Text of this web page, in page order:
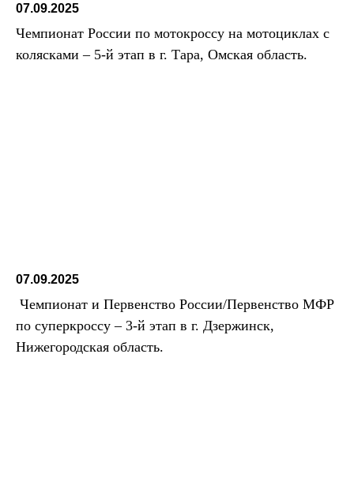
07.09.2025
Чемпионат России по мотокроссу на мотоциклах с
колясками – 5-й этап в г. Тара, Омская область.
07.09.2025
Чемпионат и Первенство России/Первенство МФР
по суперкроссу – 3-й этап в г. Дзержинск,
Нижегородская область.